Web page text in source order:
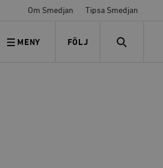
Om Smedjan Tipsa Smedjan
MENY FÖLJ
FÖLJ OSS SEARCH